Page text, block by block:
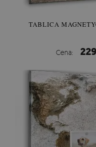
TABLICA
Cena: